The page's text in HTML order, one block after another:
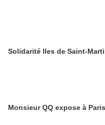
Solidarité Iles de Saint-
Monsieur QQ expose à Paris